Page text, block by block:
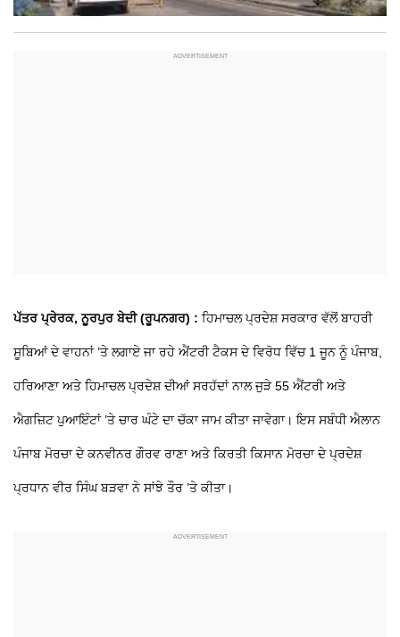
ਪੱਤਰ ਪ੍ਰੇਰਕ, ਨੂਰਪੁਰ ਬੇਦੀ (ਰੂਪਨਗਰ) : ਹਿਮਾਚਲ ਪ੍ਰਦੇਸ਼ ਸਰਕਾਰ ਵੱਲੋਂ ਬਾਹਰੀ
ਸੂਬਿਆਂ ਦੇ ਵਾਹਨਾਂ ’ਤੇ ਲਗਾਏ ਜਾ ਰਹੇ ਐਂਟਰੀ ਟੈਕਸ ਦੇ ਵਿਰੋਧ ਵਿੱਚ 1 ਜੂਨ ਨੂੰ ਪੰਜਾਬ,
ਹਰਿਆਣਾ ਅਤੇ ਹਿਮਾਚਲ ਪ੍ਰਦੇਸ਼ ਦੀਆਂ ਸਰਹੱਦਾਂ ਨਾਲ ਜੁੜੇ 55 ਐਂਟਰੀ ਅਤੇ
ਐਗਜ਼ਿਟ ਪੁਆਇੰਟਾਂ ’ਤੇ ਚਾਰ ਘੰਟੇ ਦਾ ਚੱਕਾ ਜਾਮ ਕੀਤਾ ਜਾਵੇਗਾ। ਇਸ ਸਬੰਧੀ ਐਲਾਨ
ਪੰਜਾਬ ਮੋਰਚਾ ਦੇ ਕਨਵੀਨਰ ਗੌਰਵ ਰਾਣਾ ਅਤੇ ਕਿਰਤੀ ਕਿਸਾਨ ਮੋਰਚਾ ਦੇ ਪ੍ਰਦੇਸ਼
ਪ੍ਰਧਾਨ ਵੀਰ ਸਿੰਘ ਬੜਵਾ ਨੇ ਸਾਂਝੇ ਤੌਰ ’ਤੇ ਕੀਤਾ।